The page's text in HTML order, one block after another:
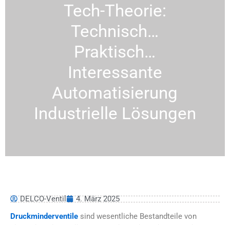
Tech-Theorie:
Technisch…
Praktisch…
Interessante
Automatisierung
Industrielle Lösungen
DELCO-Ventil
4. März 2025
Druckminderventile sind wesentliche Bestandteile von